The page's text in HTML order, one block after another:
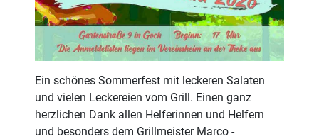
Ein schönes Sommerfest mit leckeren Salaten
und vielen Leckereien vom Grill. Einen ganz
herzlichen Dank allen Helferinnen und Helfern
und besonders dem Grillmeister Marco -